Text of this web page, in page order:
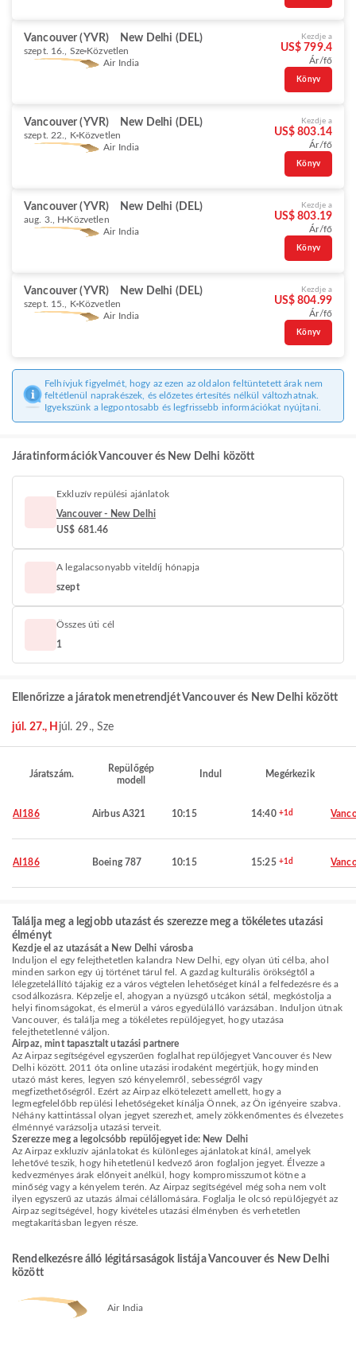
Vancouver (YVR) New Delhi (DEL)
szept. 16., Sze Közvetlen
Air India
Kezdje a
US$ 799.4
Ár/fő
Könyv
Vancouver (YVR) New Delhi (DEL)
szept. 22., K Közvetlen
Air India
Kezdje a
US$ 803.14
Ár/fő
Könyv
Vancouver (YVR) New Delhi (DEL)
aug. 3., H Közvetlen
Air India
Kezdje a
US$ 803.19
Ár/fő
Könyv
Vancouver (YVR) New Delhi (DEL)
szept. 15., K Közvetlen
Air India
Kezdje a
US$ 804.99
Ár/fő
Könyv
Felhívjuk figyelmét, hogy az ezen az oldalon feltüntetett árak nem
feltétlenül naprakészek, és előzetes értesítés nélkül változhatnak.
Igyekszünk a legpontosabb és legfrissebb információkat nyújtani.
Járatinformációk Vancouver és New Delhi között
Exkluzív repülési ajánlatok
Vancouver - New Delhi
US$ 681.46
A legalacsonyabb viteldíj hónapja
szept
Összes úti cél
1
Ellenőrizze a járatok menetrendjét Vancouver és New Delhi között
júl. 27., H júl. 29., Sze
Járatszám.
Repülőgép
modell
Indul Megérkezik
AI186 Airbus A321 10:15 14:40 +1d
AI186 Boeing 787 10:15 15:25 +1d
Találja meg a legjobb utazást és szerezze meg a tökéletes utazási
élményt
Kezdje el az utazását a New Delhi városba
Induljon el egy felejthetetlen kalandra New Delhi, egy olyan úti célba, ahol
minden sarkon egy új történet tárul fel. A gazdag kulturális örökségtől a
lélegzetelállító tájakig ez a város végtelen lehetőséget kínál a felfedezésre és a
csodálkozásra. Képzelje el, ahogyan a nyüzsgő utcákon sétál, megkóstolja a
helyi finomságokat, és elmerül a város egyedülálló varázsában. Induljon útnak
Vancouver, és találja meg a tökéletes repülőjegyet, hogy utazása
felejthetetlenné váljon.
Airpaz, mint tapasztalt utazási partnere
Az Airpaz segítségével egyszerűen foglalhat repülőjegyet Vancouver és New
Delhi között. 2011 óta online utazási irodaként megértjük, hogy minden
utazó mást keres, legyen szó kényelemről, sebességről vagy
megfizethetőségről. Ezért az Airpaz elkötelezett amellett, hogy a
legmegfelelőbb repülési lehetőségeket kínálja Önnek, az Ön igényeire szabva.
Néhány kattintással olyan jegyet szerezhet, amely zökkenőmentes és élvezetes
élménnyé varázsolja utazási terveit.
Szerezze meg a legolcsóbb repülőjegyet ide: New Delhi
Az Airpaz exkluzív ajánlatokat és különleges ajánlatokat kínál, amelyek
lehetővé teszik, hogy hihetetlenül kedvező áron foglaljon jegyet. Élvezze a
kedvezményes árak előnyeit anélkül, hogy kompromisszumot kötne a
minőség vagy a kényelem terén. Az Airpaz segítségével még soha nem volt
ilyen egyszerű az utazás álmai célállomására. Foglalja le olcsó repülőjegyét az
Airpaz segítségével, hogy kivételes utazási élményben és verhetetlen
megtakarításban legyen része.
Rendelkezésre álló légitársaságok listája Vancouver és New Delhi
között
Air India